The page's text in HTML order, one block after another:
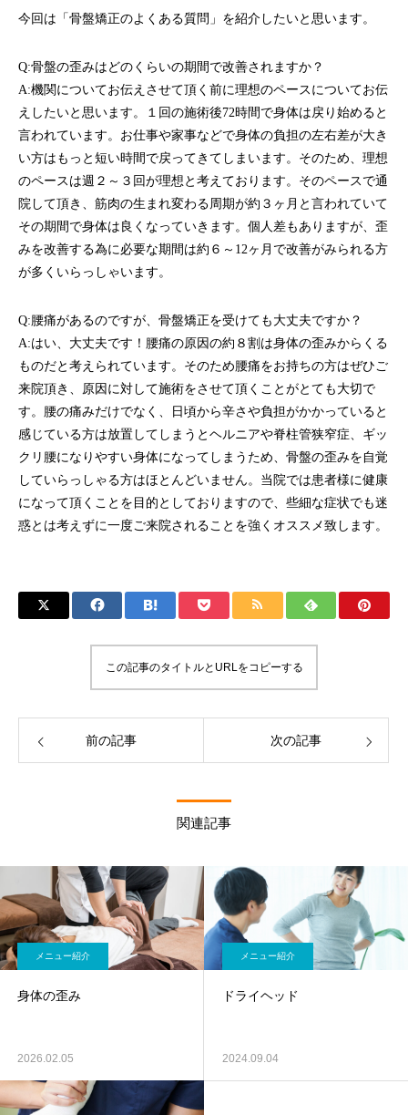
今回は「骨盤矯正のよくある質問」を紹介したいと思います。
Q:骨盤の歪みはどのくらいの期間で改善されますか？
A:機関についてお伝えさせて頂く前に理想のペースについてお伝
えしたいと思います。１回の施術後72時間で身体は戻り始めると
言われています。お仕事や家事などで身体の負担の左右差が大き
い方はもっと短い時間で戻ってきてしまいます。そのため、理想
のペースは週２～３回が理想と考えております。そのペースで通
院して頂き、筋肉の生まれ変わる周期が約３ヶ月と言われていて
その期間で身体は良くなっていきます。個人差もありますが、歪
みを改善する為に必要な期間は約６～12ヶ月で改善がみられる方
が多くいらっしゃいます。
Q:腰痛があるのですが、骨盤矯正を受けても大丈夫ですか？
A:はい、大丈夫です！腰痛の原因の約８割は身体の歪みからくる
ものだと考えられています。そのため腰痛をお持ちの方はぜひご
来院頂き、原因に対して施術をさせて頂くことがとても大切で
す。腰の痛みだけでなく、日頃から辛さや負担がかかっていると
感じている方は放置してしまうとヘルニアや脊柱管狭窄症、ギッ
クリ腰になりやすい身体になってしまうため、骨盤の歪みを自覚
していらっしゃる方はほとんどいません。当院では患者様に健康
になって頂くことを目的としておりますので、些細な症状でも迷
惑とは考えずに一度ご来院されることを強くオススメ致します。
この記事のタイトルとURLをコピーする
前の記事 次の記事
関連記事
メニュー紹介
身体の歪み
2026.02.05
メニュー紹介
ドライヘッド
2024.09.04